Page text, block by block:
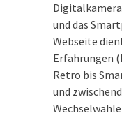
und das
Webseite
Erfahrungen
Retro bis
und